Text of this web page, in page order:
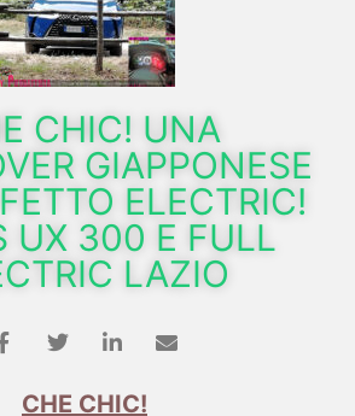
CHIC! UNA
GIAPPONESE
ELECTRIC!
UX 300 E FULL
LAZIO
CHE CHIC!